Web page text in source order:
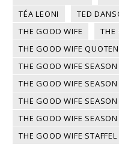
TÉA LEONI
TED
THE GOOD WIFE
THE
THE GOOD WIFE QUOTEN
THE GOOD WIFE
THE GOOD WIFE
THE GOOD WIFE
THE GOOD WIFE
THE GOOD WIFE